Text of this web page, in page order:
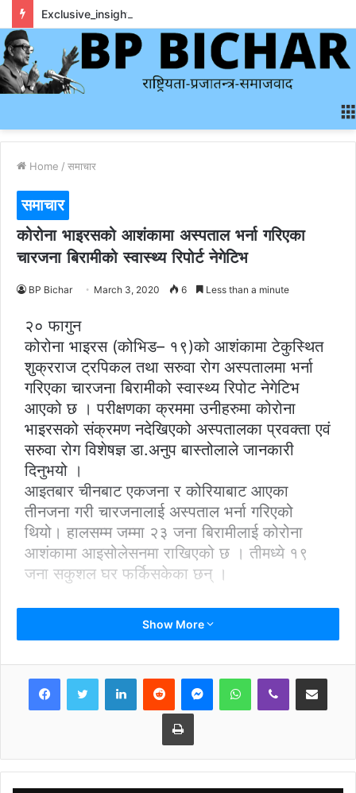
Home / समाचार
समाचार
कोरोना भाइरसको आशंकामा अस्पताल भर्ना गरिएका
चारजना बिरामीको स्वास्थ्य रिपोर्ट नेगेटिभ
BP Bichar March 3, 2020 6 Less than a minute
२० फागुन
कोरोना भाइरस (कोभिड– १९)को आशंकामा टेकुस्थित
शुक्रराज ट्रपिकल तथा सरुवा रोग अस्पतालमा भर्ना
गरिएका चारजना बिरामीको स्वास्थ्य रिपोट नेगेटिभ
आएको छ । परीक्षणका क्रममा उनीहरुमा कोरोना
भाइरसको संक्रमण नदेखिएको अस्पतालका प्रवक्ता एवं
सरुवा रोग विशेषज्ञ डा.अनुप बास्तोलाले जानकारी
दिनुभयो ।
आइतबार चीनबाट एकजना र कोरियाबाट आएका
तीनजना गरी चारजनालाई अस्पताल भर्ना गरिएको
थियो। हालसम्म जम्मा २३ जना बिरामीलाई कोरोना
आशंकामा आइसोलेसनमा राखिएको छ । तीमध्ये १९
जना सकुशल घर फर्किसकेका छन् ।
Show More
LinkedInReddit MessengerWhatsAppViber Share via Email
Print